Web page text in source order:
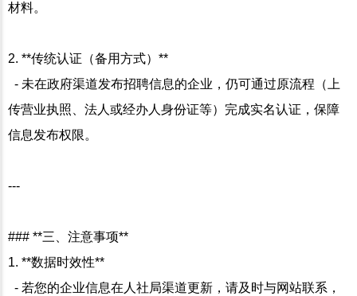
材料。
2. **传统认证（备用方式）**
- 未在政府渠道发布招聘信息的企业，仍可通过原流程（上
传营业执照、法人或经办人身份证等）完成实名认证，保障
信息发布权限。
---
### **三、注意事项**
1. **数据时效性**
- 若您的企业信息在人社局渠道更新，请及时与网站联系，